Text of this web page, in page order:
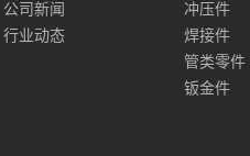
公司新闻
行业动态
冲压件
焊接件
管类零件
钣金件